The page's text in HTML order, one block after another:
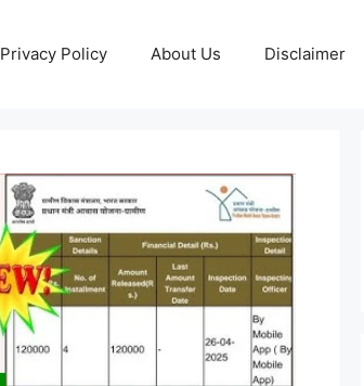
Privacy Policy About Us Disclaimer